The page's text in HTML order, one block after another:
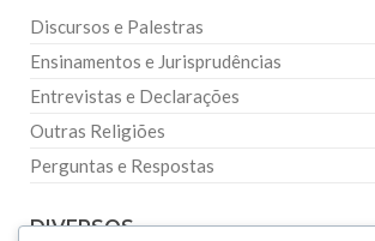
Discursos e Palestras
Ensinamentos e Jurisprudências
Entrevistas e Declarações
Outras Religiões
Perguntas e Respostas
DIVERSOS